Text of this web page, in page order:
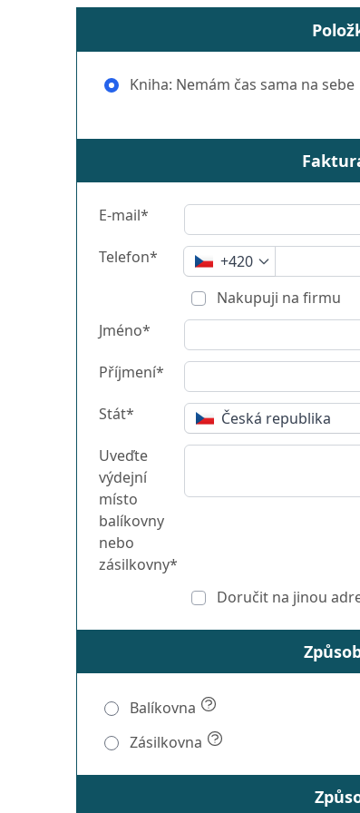
Kniha: Nemám čas sama na sebe
E-mail*
Telefon*
+420
Nakupuji na firmu
Jméno*
Příjmení*
Stát*
Česká republika
Uveďte
výdejní
místo
balíkovny
nebo
zásilkovny*
Doručit na jinou
Balíkovna
Zásilkovna